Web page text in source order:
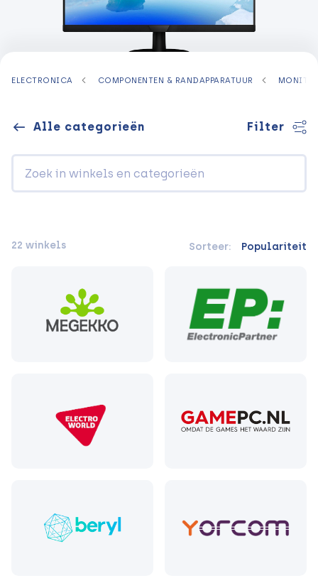
ELECTRONICA COMPONENTEN & RANDAPPARATUUR
Alle categorieën Filter
22 winkels Sorteer: Populariteit